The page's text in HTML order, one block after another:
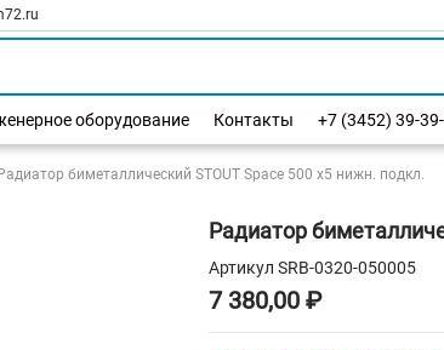
оборудование Контакты +7 (3452) 39-
Радиатор биметаллический STOUT Space 500 х5 нижн. подкл.
Радиатор
Артикул SRB-0320-050005
7 380,00 ₽